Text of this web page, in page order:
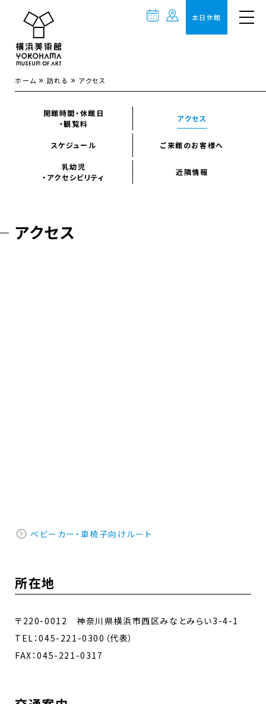
本日休館
ホーム » 訪れる » アクセス
開館時間・休館日
・観覧料
アクセス
スケジュール ご来館のお客様へ
乳幼児
・アクセシビリティ
近隣情報
アクセス
ベビーカー・車椅子向けルート
所在地
〒220-0012 神奈川県横浜市西区みなとみらい3-4-1
TEL：045-221-0300（代表）
FAX：045-221-0317